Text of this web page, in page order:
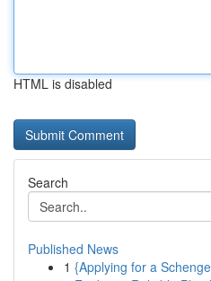
HTML is disabled
Search
Published News
1 {Applying for a